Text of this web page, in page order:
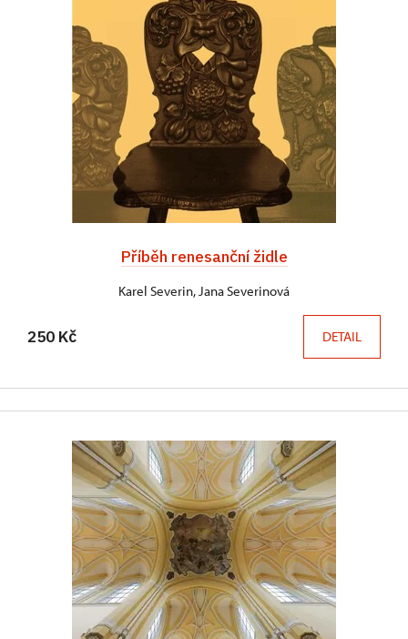
Příběh renesanční židle
Karel Severin, Jana Severinová
250 Kč DETAIL